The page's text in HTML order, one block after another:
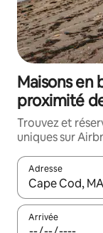
Maisons en
proximité
Trouvez et
uniques sur
Adresse
Lorsque les
Arrivée